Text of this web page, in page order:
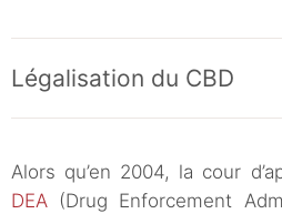
Légalisation du CBD
Alors qu’en 2004, la cour
DEA (Drug Enforcement